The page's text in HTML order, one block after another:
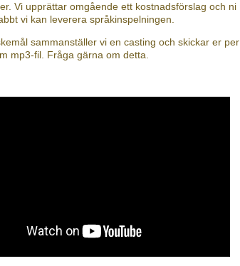
Vi upprättar omgående ett kostnadsförslag och ni
vi kan leverera språkinspelningen.
sammanställer vi en casting och skickar er per
mp3-fil. Fråga gärna om detta.